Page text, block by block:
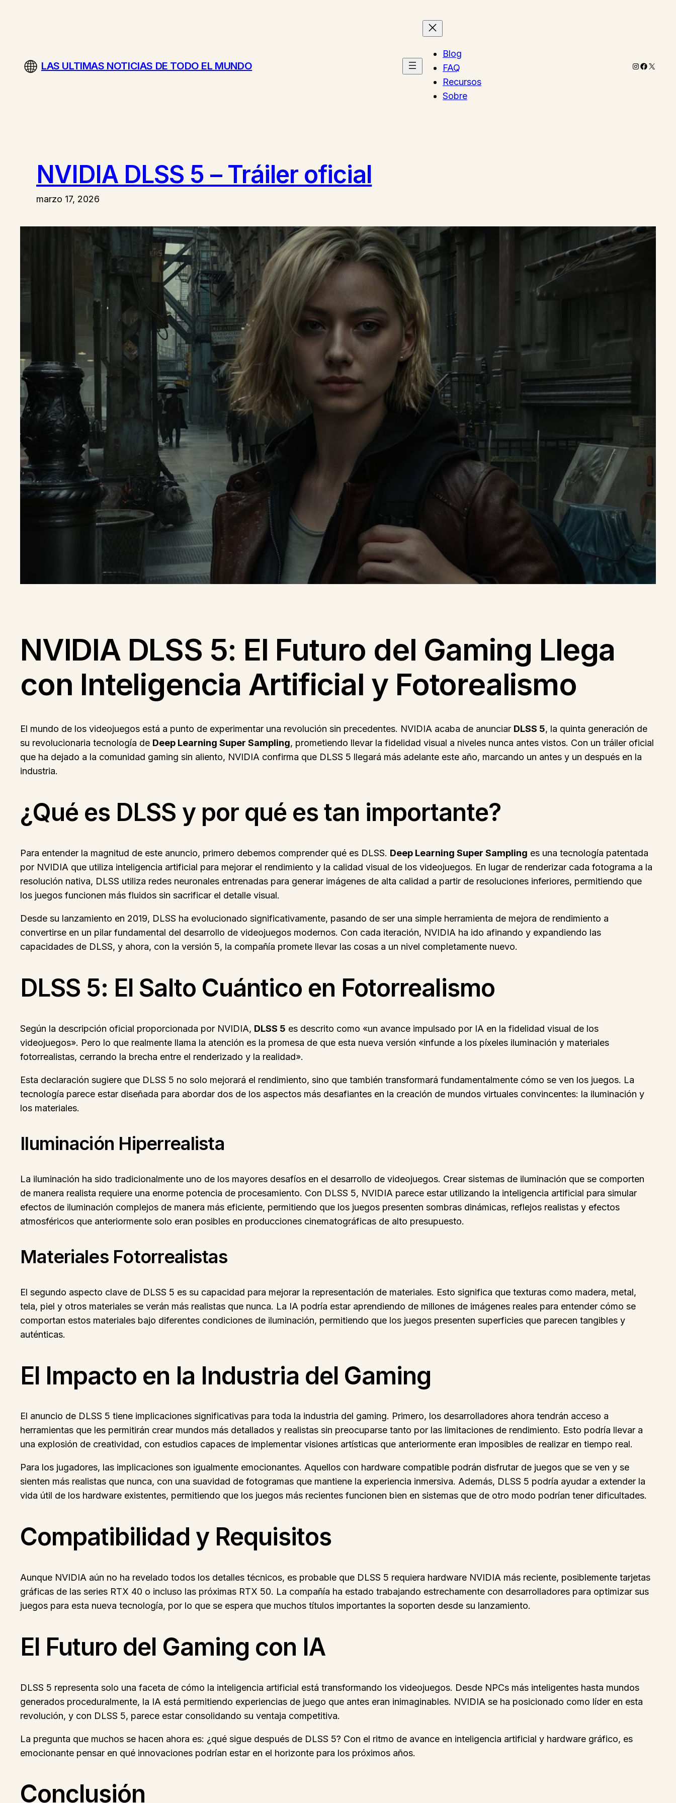
LAS ULTIMAS NOTICIAS DE TODO EL MUNDO
Blog
FAQ
Recursos
Sobre
Instagram
X
NVIDIA DLSS 5 – Tráiler oficial
marzo 17, 2026
NVIDIA DLSS 5: El Futuro del Gaming Llega
con Inteligencia Artificial y Fotorealismo
El mundo de los videojuegos está a punto de experimentar una revolución sin precedentes. NVIDIA acaba de anunciar DLSS 5, la quinta generación de
su revolucionaria tecnología de Deep Learning Super Sampling, prometiendo llevar la fidelidad visual a niveles nunca antes vistos. Con un tráiler oficial
que ha dejado a la comunidad gaming sin aliento, NVIDIA confirma que DLSS 5 llegará más adelante este año, marcando un antes y un después en la
industria.
¿Qué es DLSS y por qué es tan importante?
Para entender la magnitud de este anuncio, primero debemos comprender qué es DLSS. Deep Learning Super Sampling es una tecnología patentada
por NVIDIA que utiliza inteligencia artificial para mejorar el rendimiento y la calidad visual de los videojuegos. En lugar de renderizar cada fotograma a la
resolución nativa, DLSS utiliza redes neuronales entrenadas para generar imágenes de alta calidad a partir de resoluciones inferiores, permitiendo que
los juegos funcionen más fluidos sin sacrificar el detalle visual.
Desde su lanzamiento en 2019, DLSS ha evolucionado significativamente, pasando de ser una simple herramienta de mejora de rendimiento a
convertirse en un pilar fundamental del desarrollo de videojuegos modernos. Con cada iteración, NVIDIA ha ido afinando y expandiendo las
capacidades de DLSS, y ahora, con la versión 5, la compañía promete llevar las cosas a un nivel completamente nuevo.
DLSS 5: El Salto Cuántico en Fotorrealismo
Según la descripción oficial proporcionada por NVIDIA, DLSS 5 es descrito como «un avance impulsado por IA en la fidelidad visual de los
videojuegos». Pero lo que realmente llama la atención es la promesa de que esta nueva versión «infunde a los píxeles iluminación y materiales
fotorrealistas, cerrando la brecha entre el renderizado y la realidad».
Esta declaración sugiere que DLSS 5 no solo mejorará el rendimiento, sino que también transformará fundamentalmente cómo se ven los juegos. La
tecnología parece estar diseñada para abordar dos de los aspectos más desafiantes en la creación de mundos virtuales convincentes: la iluminación y
los materiales.
Iluminación Hiperrealista
La iluminación ha sido tradicionalmente uno de los mayores desafíos en el desarrollo de videojuegos. Crear sistemas de iluminación que se comporten
de manera realista requiere una enorme potencia de procesamiento. Con DLSS 5, NVIDIA parece estar utilizando la inteligencia artificial para simular
efectos de iluminación complejos de manera más eficiente, permitiendo que los juegos presenten sombras dinámicas, reflejos realistas y efectos
atmosféricos que anteriormente solo eran posibles en producciones cinematográficas de alto presupuesto.
Materiales Fotorrealistas
El segundo aspecto clave de DLSS 5 es su capacidad para mejorar la representación de materiales. Esto significa que texturas como madera, metal,
tela, piel y otros materiales se verán más realistas que nunca. La IA podría estar aprendiendo de millones de imágenes reales para entender cómo se
comportan estos materiales bajo diferentes condiciones de iluminación, permitiendo que los juegos presenten superficies que parecen tangibles y
auténticas.
El Impacto en la Industria del Gaming
El anuncio de DLSS 5 tiene implicaciones significativas para toda la industria del gaming. Primero, los desarrolladores ahora tendrán acceso a
herramientas que les permitirán crear mundos más detallados y realistas sin preocuparse tanto por las limitaciones de rendimiento. Esto podría llevar a
una explosión de creatividad, con estudios capaces de implementar visiones artísticas que anteriormente eran imposibles de realizar en tiempo real.
Para los jugadores, las implicaciones son igualmente emocionantes. Aquellos con hardware compatible podrán disfrutar de juegos que se ven y se
sienten más realistas que nunca, con una suavidad de fotogramas que mantiene la experiencia inmersiva. Además, DLSS 5 podría ayudar a extender la
vida útil de los hardware existentes, permitiendo que los juegos más recientes funcionen bien en sistemas que de otro modo podrían tener dificultades.
Compatibilidad y Requisitos
Aunque NVIDIA aún no ha revelado todos los detalles técnicos, es probable que DLSS 5 requiera hardware NVIDIA más reciente, posiblemente tarjetas
gráficas de las series RTX 40 o incluso las próximas RTX 50. La compañía ha estado trabajando estrechamente con desarrolladores para optimizar sus
juegos para esta nueva tecnología, por lo que se espera que muchos títulos importantes la soporten desde su lanzamiento.
El Futuro del Gaming con IA
DLSS 5 representa solo una faceta de cómo la inteligencia artificial está transformando los videojuegos. Desde NPCs más inteligentes hasta mundos
generados proceduralmente, la IA está permitiendo experiencias de juego que antes eran inimaginables. NVIDIA se ha posicionado como líder en esta
revolución, y con DLSS 5, parece estar consolidando su ventaja competitiva.
La pregunta que muchos se hacen ahora es: ¿qué sigue después de DLSS 5? Con el ritmo de avance en inteligencia artificial y hardware gráfico, es
emocionante pensar en qué innovaciones podrían estar en el horizonte para los próximos años.
Conclusión